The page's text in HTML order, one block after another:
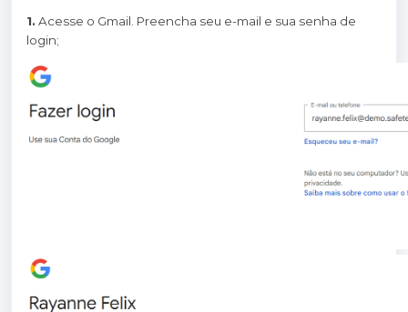
1. Acesse o Gmail. Preencha seu e-mail e sua senha de
login;